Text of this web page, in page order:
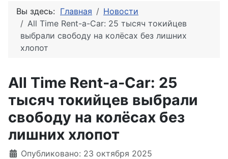
Вы здесь: Главная
Новости
All Time Rent-a-Car: 25 тысяч токийцев
выбрали свободу на колёсах без лишних
хлопот
All Time Rent-a-Car: 25
тысяч токийцев выбрали
свободу на колёсах без
лишних хлопот
Информация о материале
Опубликовано: 23 октября 2025